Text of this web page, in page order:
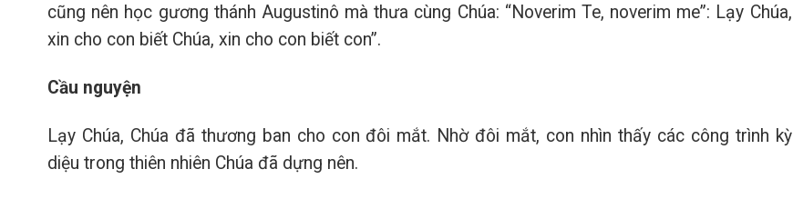
cũng nên học gương thánh Augustinô mà thưa cùng Chúa: “Noverim Te, noverim me”: Lạy Chúa,
xin cho con biết Chúa, xin cho con biết con”.
Cầu nguyện
Lạy Chúa, Chúa đã thương ban cho con đôi mắt. Nhờ đôi mắt, con nhìn thấy các công trình kỳ
diệu trong thiên nhiên Chúa đã dựng nên.